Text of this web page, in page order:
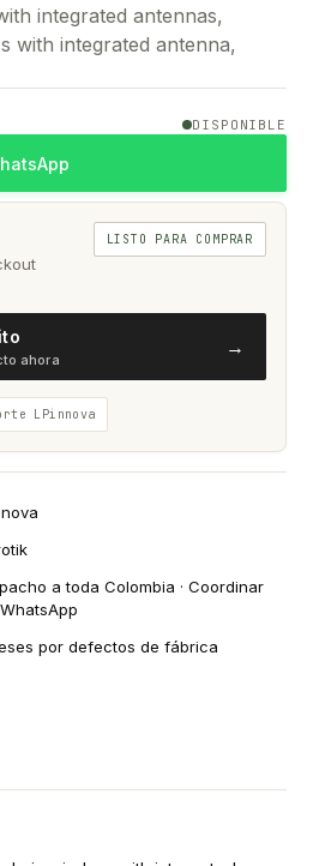
integrated antennas,
with integrated antenna,
DISPONIBLE
LISTO PARA COMPRAR
ahora
→
LPinnova
a toda Colombia · Coordinar
por defectos de fábrica